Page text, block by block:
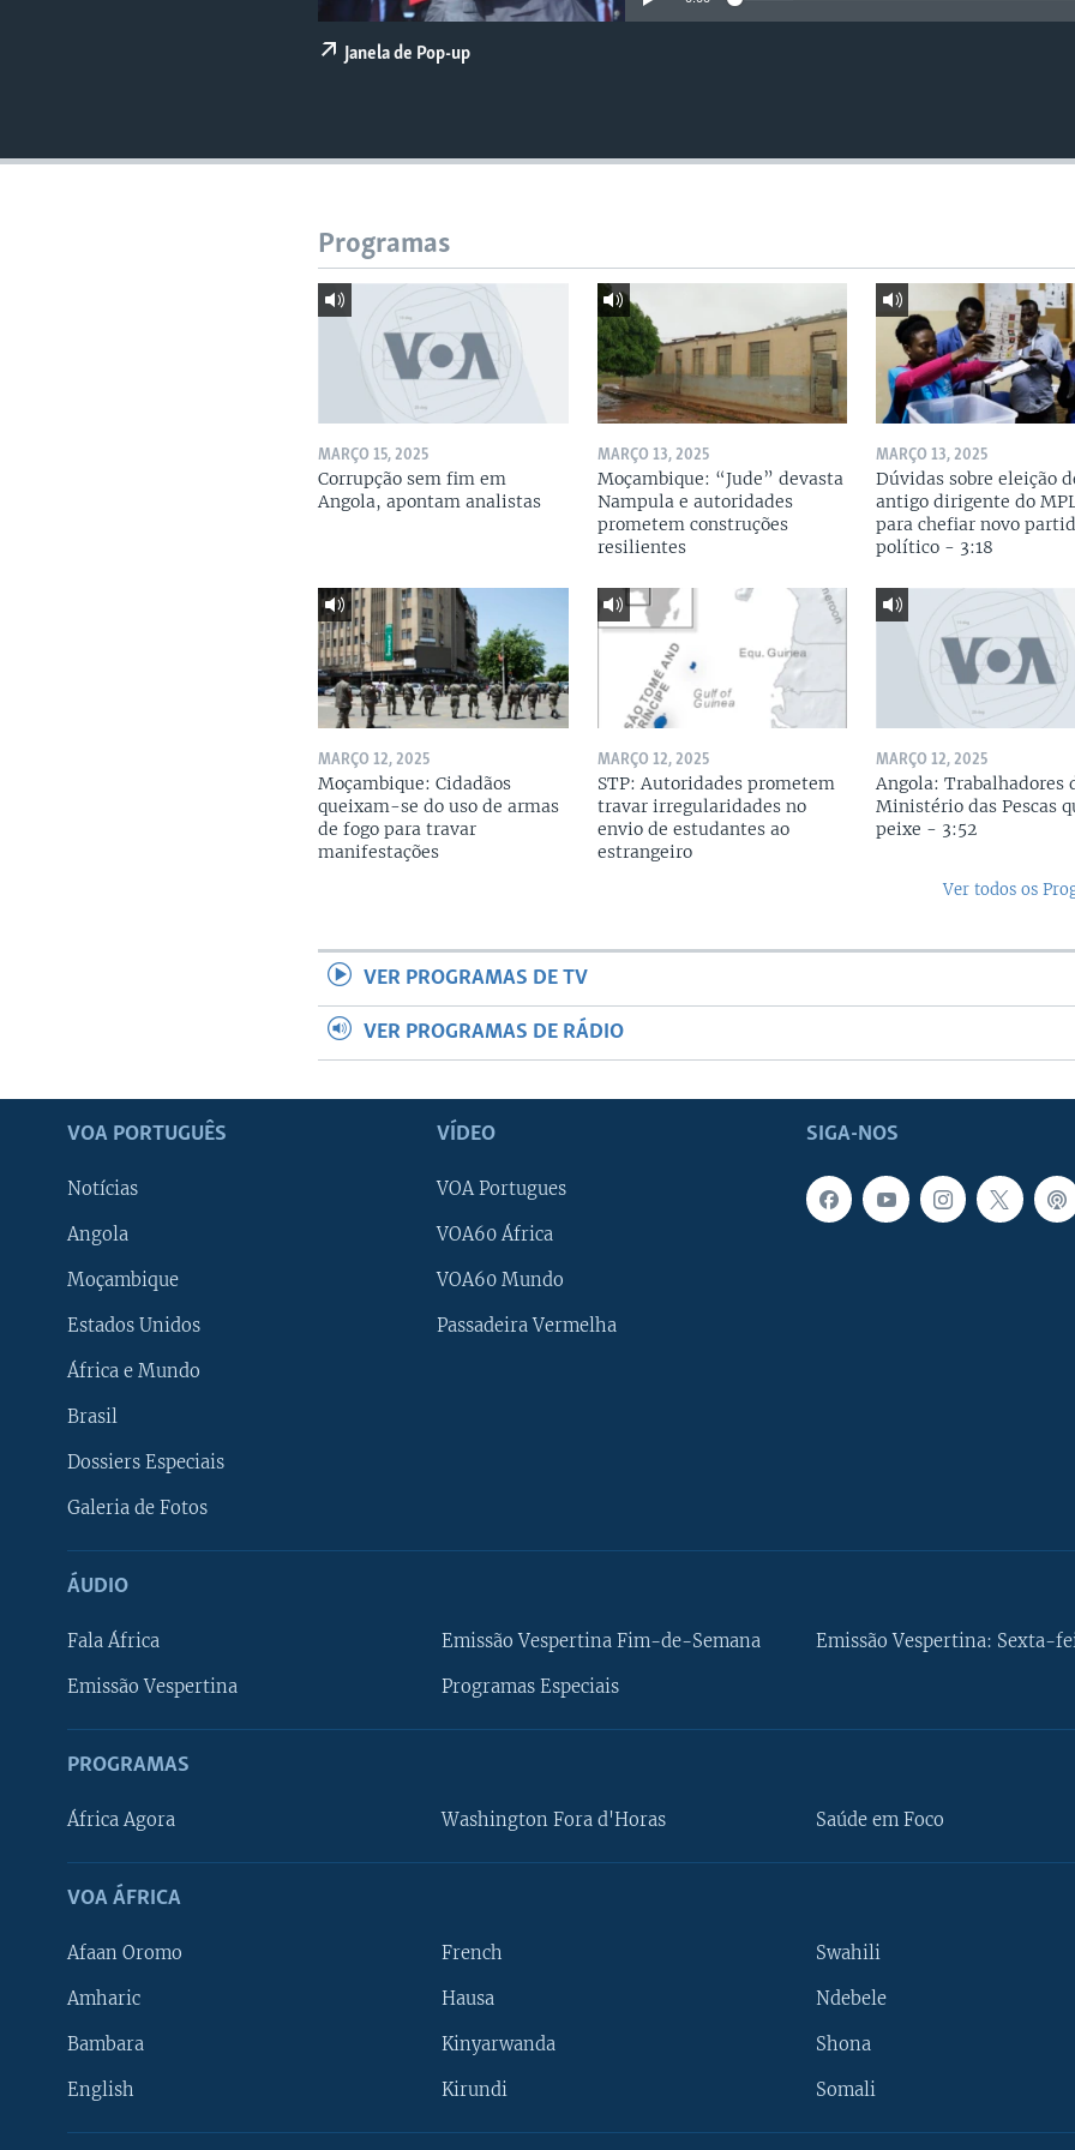
Janela de Pop-up
Programas
MARÇO 15, 2025
Corrupção sem fim em
Angola, apontam analistas
MARÇO 13, 2025
Moçambique: “Jude” devasta
Nampula e autoridades
prometem construções
resilientes
MARÇO 13, 2025
Dúvidas sobre eleição
antigo dirigente do
para chefiar novo
político - 3:18
MARÇO 12, 2025
Moçambique: Cidadãos
queixam-se do uso de armas
de fogo para travar
manifestações
MARÇO 12, 2025
STP: Autoridades prometem
travar irregularidades no
envio de estudantes ao
estrangeiro
MARÇO 12, 2025
Angola: Trabalhadores
Ministério das Pescas
peixe - 3:52
Ver todos os
VER PROGRAMAS DE TV
VER PROGRAMAS DE RÁDIO
SIGA-NOS
VOA PORTUGUÊS
Notícias
Angola
Moçambique
Estados Unidos
África e Mundo
Brasil
Dossiers Especiais
Galeria de Fotos
VÍDEO
VOA Portugues
VOA60 África
VOA60 Mundo
Passadeira Vermelha
ÁUDIO
Fala África
Emissão Vespertina
Emissão Vespertina Fim-de-Semana
Programas Especiais
Emissão Vespertina: Sexta-
PROGRAMAS
África Agora Washington Fora d'Horas Saúde em Foco
VOA ÁFRICA
Afaan Oromo
Amharic
Bambara
English
French
Hausa
Kinyarwanda
Kirundi
Swahili
Ndebele
Shona
Somali